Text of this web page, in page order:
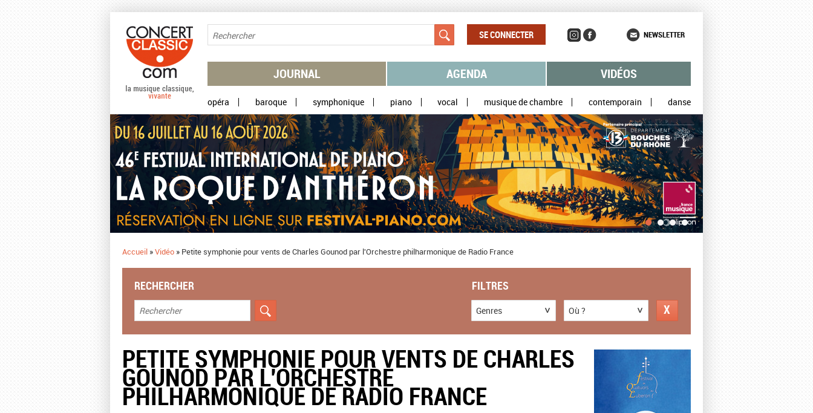
SE CONNECTER NEWSLETTER
JOURNAL AGENDA VIDÉOS
opéra baroque symphonique piano vocal musique de chambre contemporain danse
Accueil »Vidéo » Petite symphonie pour vents de Charles Gounod par l'Orchestre philharmonique de Radio France
RECHERCHER FILTRES
Genres Où ?
PETITE SYMPHONIE POUR VENTS DE CHARLES
GOUNOD PAR L'ORCHESTRE
PHILHARMONIQUE DE RADIO FRANCE